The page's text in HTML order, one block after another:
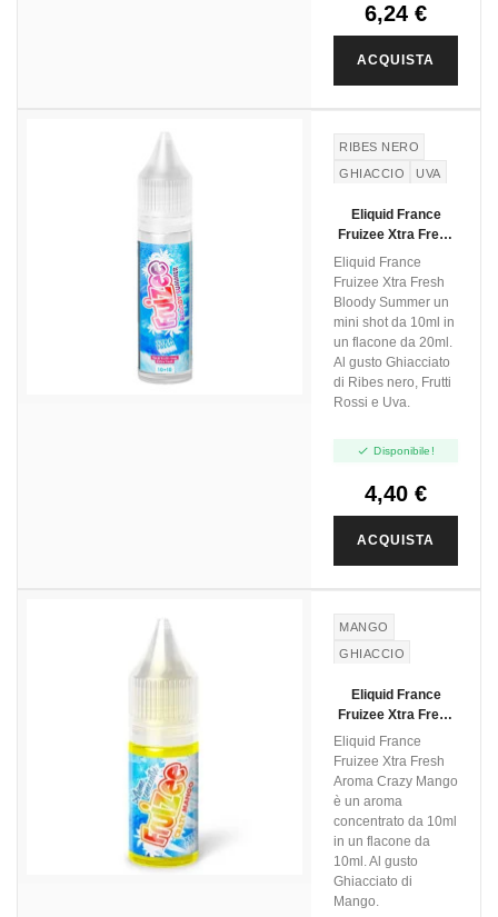
6,24 €
ACQUISTA
RIBES NERO
GHIACCIO
UVA
Eliquid France
Fruizee Xtra Fresh
Bloody Summer -
Mini Shot 10+10
Eliquid France
Fruizee Xtra Fresh
Bloody Summer un
mini shot da 10ml in
un flacone da 20ml.
Al gusto Ghiacciato
di Ribes nero, Frutti
Rossi e Uva.
 Disponibile!
4,40 €
ACQUISTA
MANGO
GHIACCIO
Eliquid France
Fruizee Xtra Fresh
Aroma Crazy
Mango - 10ml
Eliquid France
Fruizee Xtra Fresh
Aroma Crazy Mango
è un aroma
concentrato da 10ml
in un flacone da
10ml. Al gusto
Ghiacciato di
Mango.